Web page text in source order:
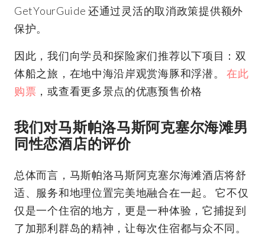
GetYourGuide 还通过灵活的取消政策提供额外
保护。
因此，我们向学员和探险家们推荐以下项目：双
体船之旅，在地中海沿岸观赏海豚和浮潜。在此
购票 ，或查看更多景点的优惠预售价格
我们对马斯帕洛马斯阿克塞尔海滩男
同性恋酒店的评价
总体而言，马斯帕洛马斯阿克塞尔海滩酒店将舒
适、服务和地理位置完美地融合在一起。 它不仅
仅是一个住宿的地方，更是一种体验，它捕捉到
了加那利群岛的精神，让每次住宿都与众不同。